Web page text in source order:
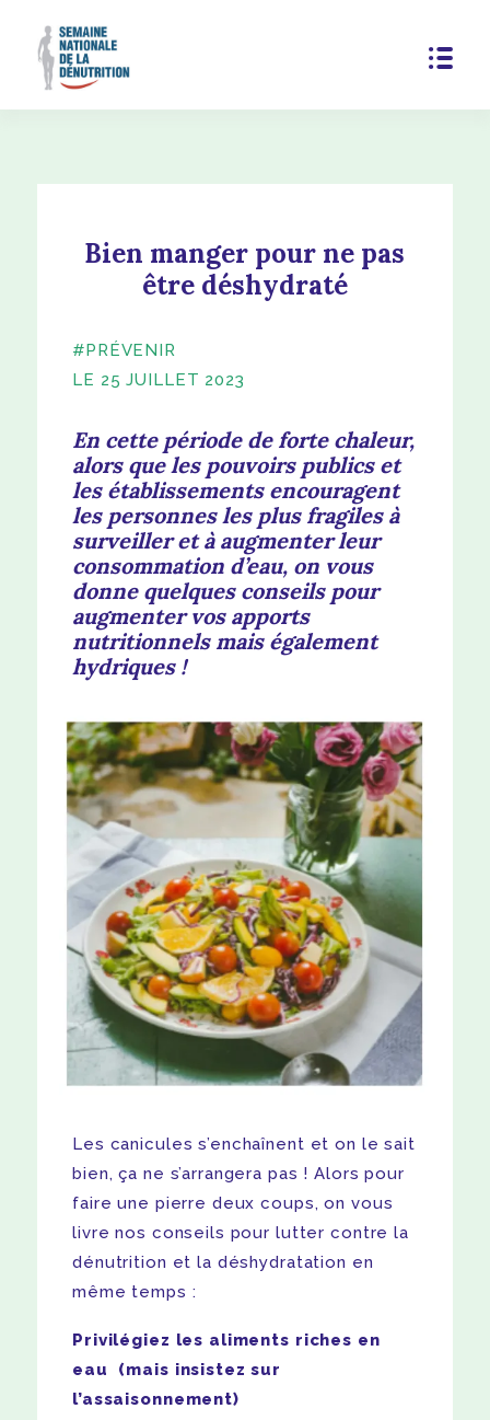
Bien manger pour ne pas
être déshydraté
#PRÉVENIR
LE 25 JUILLET 2023
En cette période de forte chaleur,
alors que les pouvoirs publics et
les établissements encouragent
les personnes les plus fragiles à
surveiller et à augmenter leur
consommation d’eau, on vous
donne quelques conseils pour
augmenter vos apports
nutritionnels mais également
hydriques !
Les canicules s’enchaînent et on le sait
bien, ça ne s’arrangera pas ! Alors pour
faire une pierre deux coups, on vous
livre nos conseils pour lutter contre la
dénutrition et la déshydratation en
même temps :
Privilégiez les aliments riches en
eau
(mais insistez sur
l’assaisonnement)